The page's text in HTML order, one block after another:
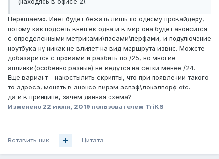
(находясь в офисе 2).
Нерешаемо. Инет будет бежать лишь по одному провайдеру,
потому как подсеть внешек одна и в мир она будет анонсится
с определенными метриками\пасами\перфами, и подулючение
ноутбука ну никак не влияет на вид маршрута извне. Можете
добазарится с провами и разбить по /25, но многие
аплинки(особенно разные) не ведутся на сетки менее /24.
Еще вариант - накостылить скрипты, что при появлении такого
то адреса, менять в анонсе пирам аспаф\локалперф etc.
да и в принципе, зачем данная схема?
Изменено 22 июля, 2019 пользователем TriKS
Вставить ник Цитата